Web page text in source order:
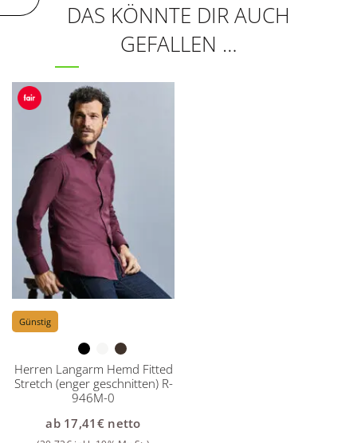
DAS KÖNNTE DIR AUCH
GEFALLEN …
Günstig
Herren Langarm Hemd Fitted
Stretch (enger geschnitten) R-
946M-0
ab 17,41 €netto